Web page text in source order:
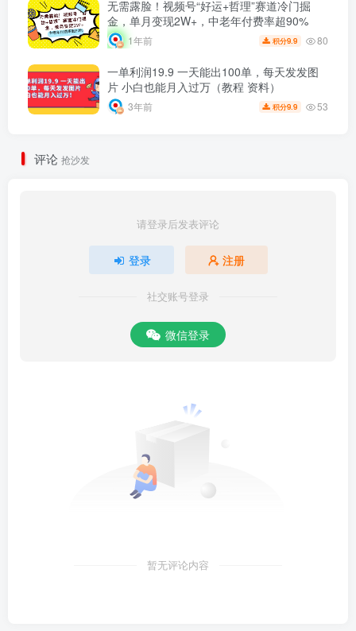
无需露脸！视频号“好运+哲理”赛道冷门掘
金，单月变现2W+，中老年付费率超90%
1年前 积分9.9 80
一单利润19.9 一天能出100单，每天发发图
片 小白也能月入过万（教程 资料）
3年前 积分9.9 53
评论 抢沙发
请登录后发表评论
登录 注册
社交账号登录
微信登录
暂无评论内容